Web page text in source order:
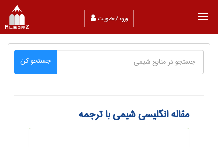
ورود/عضویت
جستجو کن
مقاله انگلیسی شیمی با ترجمه